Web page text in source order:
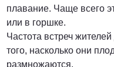
плавание. Чаще всего
или в горшке.
Частота встреч
того, насколько они
размножаются.